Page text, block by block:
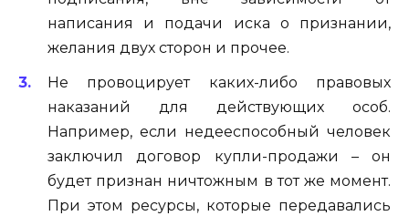
написания и подачи иска о признании,
желания двух сторон и прочее.
Не провоцирует каких-либо правовых
наказаний для действующих особ.
Например, если недееспособный человек
заключил договор купли-продажи – он
будет признан ничтожным в тот же момент.
При этом ресурсы, которые передавались